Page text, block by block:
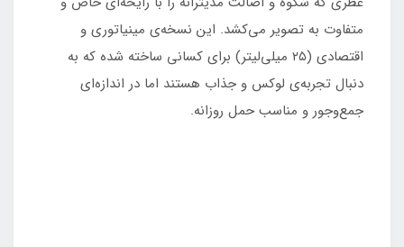
متفاوت به تصویر می‌کشد. این نسخه‌ی مینیاتوری و
اقتصادی (۲۵ میلی‌لیتر) برای کسانی ساخته شده که به
دنبال تجربه‌ی لوکس و جذاب هستند اما در اندازه‌ای
جمع‌وجور و مناسب حمل روزانه.